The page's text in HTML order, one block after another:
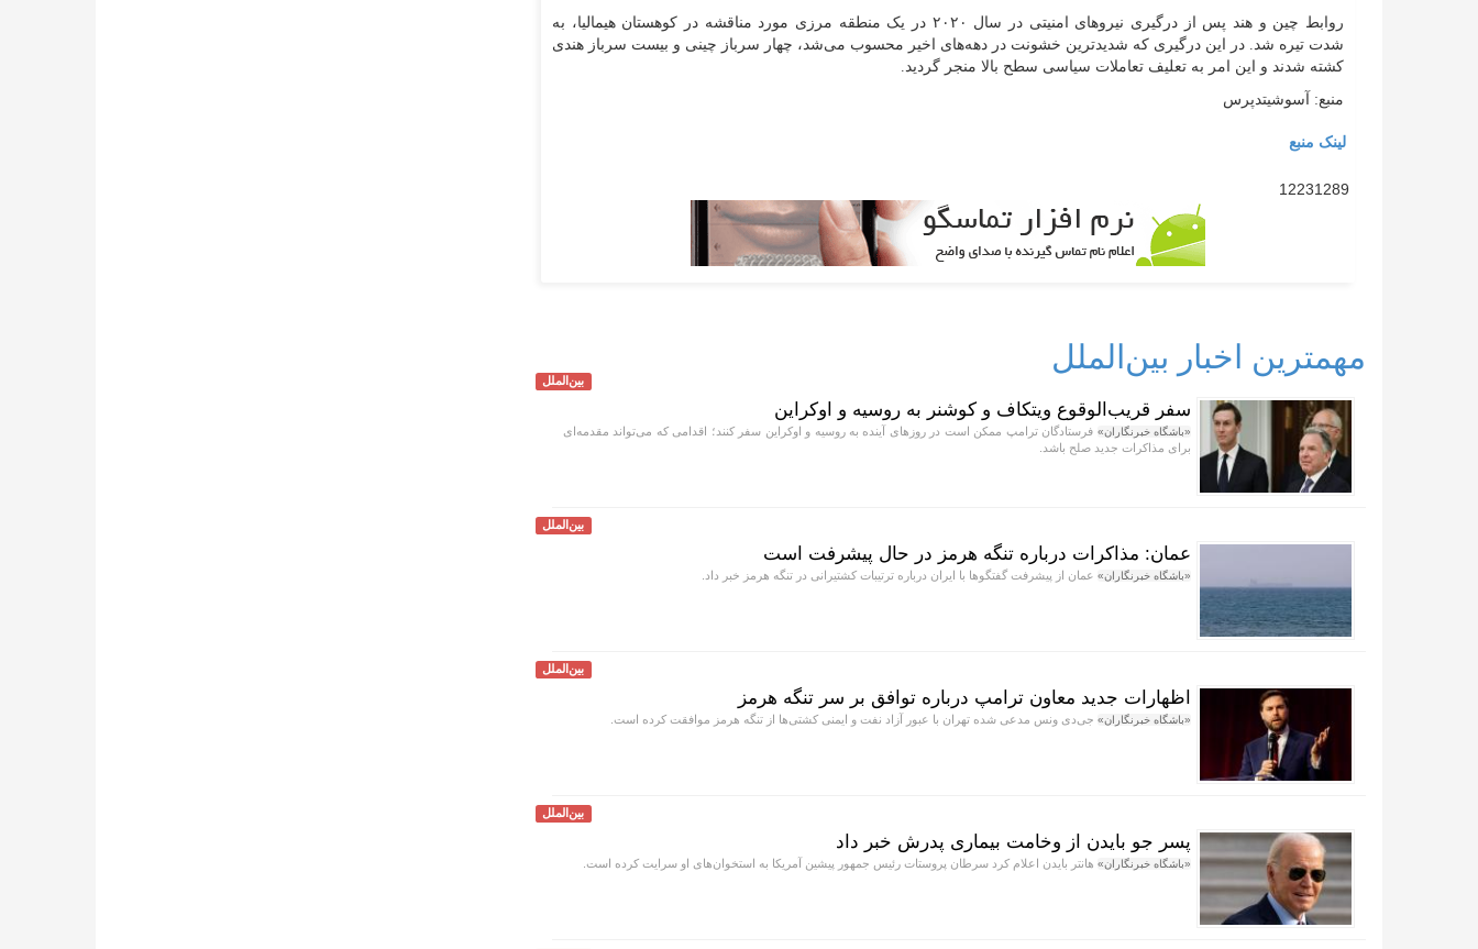
روابط چین و هند پس از درگیری نیرو‌های امنیتی در سال ۲۰۲۰ در یک منطقه مرزی مورد مناقشه در کوهستان هیمالیا، به
شدت تیره شد. در این درگیری که شدیدترین خشونت در دهه‌های اخیر محسوب می‌شد، چهار سرباز چینی و بیست سرباز هندی
کشته شدند و این امر به تعلیف تعاملات سیاسی سطح بالا منجر گردید.
منبع: آسوشیتدپرس
لینک منبع
12231289
مهمترین اخبار بین‌الملل
بین‌الملل
سفر قریب‌الوقوع ویتکاف و کوشنر به روسیه و اوکراین
«باشگاه خبرنگاران» فرستادگان ترامپ ممکن است در روز‌های آینده به روسیه و اوکراین سفر کنند؛ اقدامی که می‌تواند مقدمه‌ای
برای مذاکرات جدید صلح باشد.
بین‌الملل
عمان: مذاکرات درباره تنگه هرمز در حال پیشرفت است
«باشگاه خبرنگاران» عمان از پیشرفت گفتگوها با ایران درباره ترتیبات کشتیرانی در تنگه هرمز خبر داد.
بین‌الملل
اظهارات جدید معاون ترامپ درباره توافق بر سر تنگه هرمز
«باشگاه خبرنگاران» جی‌دی ونس مدعی شده تهران با عبور آزاد نفت و ایمنی کشتی‌ها از تنگه هرمز موافقت کرده است.
بین‌الملل
پسر جو بایدن از وخامت بیماری پدرش خبر داد
«باشگاه خبرنگاران» هانتر بایدن اعلام کرد سرطان پروستات رئیس جمهور پیشین آمریکا به استخوان‌های او سرایت کرده است.